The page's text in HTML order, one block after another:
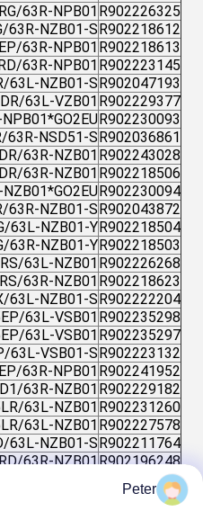
R902226325
63R-NPB01
R902218612
63R-NZB01-S
R902218613
63R-NPB01
R902223145
63R-NPB01
R902047193
63L-NZB01-S
R902229377
63L-VZB01
R902230093
R902036861
63R-NSD51-S
R902243028
63R-NZB01
R902218506
63R-NZB01
R902230094
R902043872
63R-NZB01-S
R902218504
63L-NZB01-Y
R902218503
63R-NZB01-Y
R902226268
63L-NZB01
R902218623
63R-NZB01
R902222204
63L-NZB01-S
R902235298
63L-VSB01
R902235297
63L-VSB01
R902223132
63L-VSB01-S
R902241952
63R-NPB01
R902229182
63R-NZB01
R902231260
63L-NZB01
R902227578
63L-NZB01
R902211764
63L-NZB01-S
R902196248
63R-NZB01
R902245805
R902227869
Peter